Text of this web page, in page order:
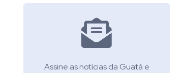
Assine as notícias da Guatá e